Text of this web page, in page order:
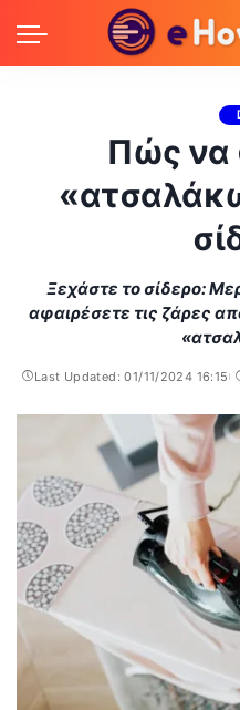
Πώς να
Ξεχάστε το σίδερο:
αφαιρέσετε τις ζάρες
Last Updated: 01/11/2024 16:15